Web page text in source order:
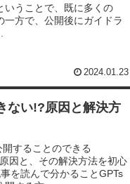
いうことで、既に多くの
一方で、公開後にガイドラ
2024.01.23
ない!?原因と解決方
することのできる
因と、その解決方法を初心
を読んで分かることGPTs